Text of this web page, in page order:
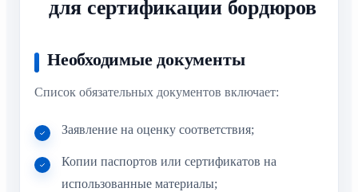
для сертификации бордюров
Необходимые документы
Список обязательных документов включает:
Заявление на оценку соответствия;
Копии паспортов или сертификатов на
использованные материалы;